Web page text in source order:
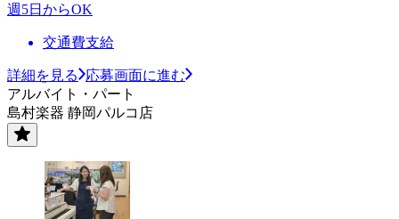
週5日からOK
交通費支給
詳細を見る
応募画面に進む
アルバイト・パート
島村楽器 静岡パルコ店